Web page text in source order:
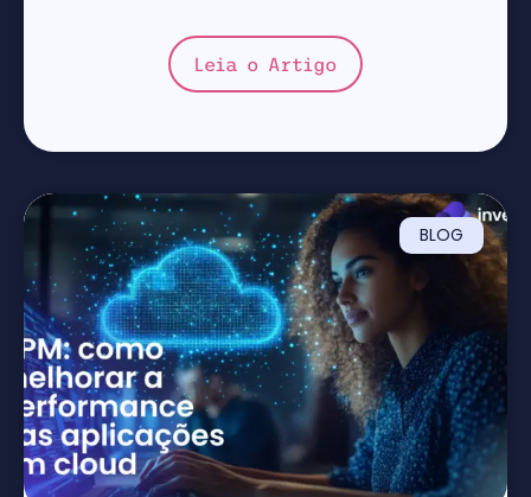
Leia o Artigo
BLOG